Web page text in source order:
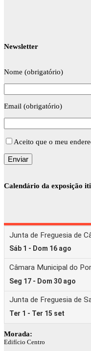
Newsletter
Nome (obrigatório)
Email (obrigatório)
Aceito que o meu
Calendário da exposição
Morada:
Edifício Centro